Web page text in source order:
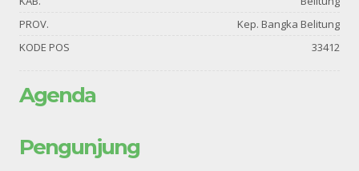
PROV.
Kep. Bangka Belitung
KODE POS
33412
Agenda
Pengunjung